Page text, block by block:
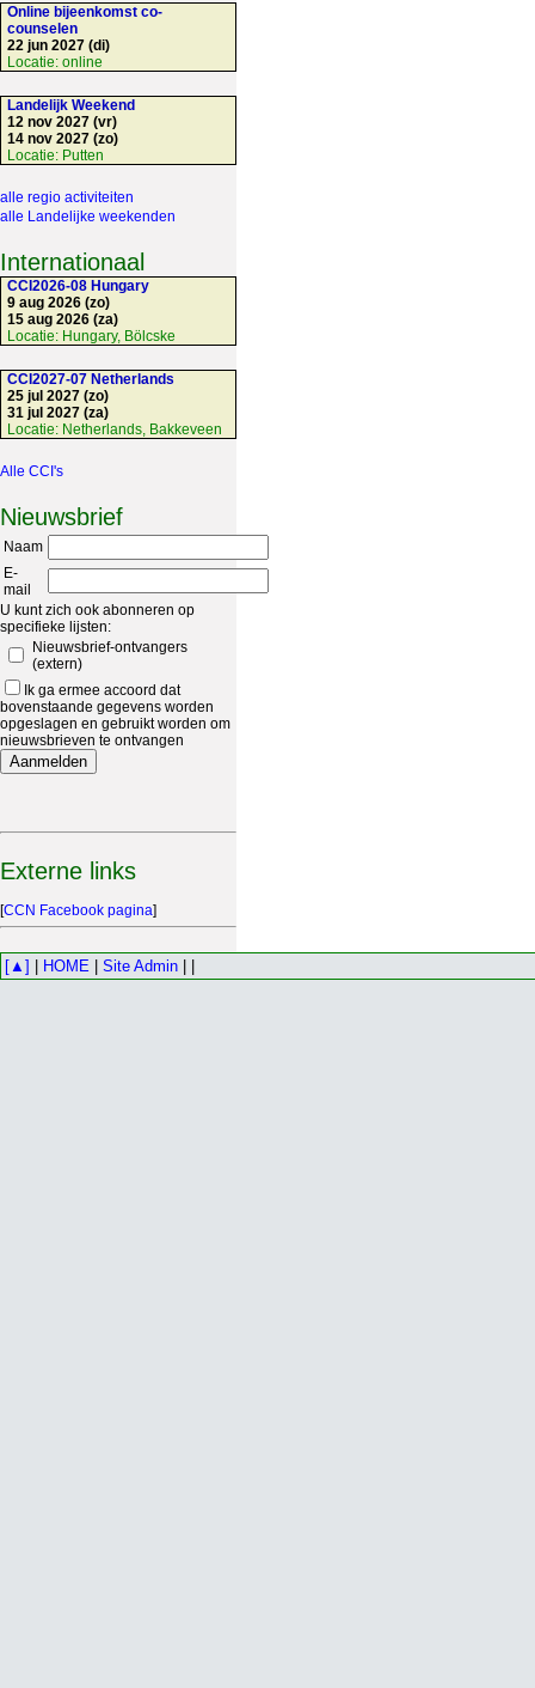
Online bijeenkomst co-
counselen
22 jun 2027 (di)
Locatie: online
Landelijk Weekend
12 nov 2027 (vr)
14 nov 2027 (zo)
Locatie: Putten
alle regio activiteiten
alle Landelijke weekenden
Internationaal
CCI2026-08 Hungary
9 aug 2026 (zo)
15 aug 2026 (za)
Locatie: Hungary, Bölcske
CCI2027-07 Netherlands
25 jul 2027 (zo)
31 jul 2027 (za)
Locatie: Netherlands, Bakkeveen
Alle CCI's
Nieuwsbrief
Naam
E-
mail
U kunt zich ook abonneren op
specifieke lijsten:
Nieuwsbrief-ontvangers
(extern)
Ik ga ermee accoord dat
bovenstaande gegevens worden
opgeslagen en gebruikt worden om
nieuwsbrieven te ontvangen
Externe links
[CCN Facebook pagina]
[▲] HOME Site Admin